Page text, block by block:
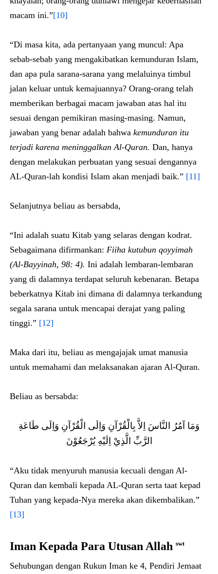
macam ini.”[10]
“Di masa kita, ada pertanyaan yang muncul: Apa
sebab-sebab yang mengakibatkan kemunduran Islam,
dan apa pula sarana-sarana yang melaluinya timbul
jalan keluar untuk kemajuannya? Orang-orang telah
memberikan berbagai macam jawaban atas hal itu
sesuai dengan pemikiran masing-masing. Namun,
jawaban yang benar adalah bahwa kemunduran itu
terjadi karena meninggalkan Al-Quran. Dan, hanya
dengan melakukan perbuatan yang sesuai dengannya
AL-Quran-lah kondisi Islam akan menjadi baik.” [11]
Selanjutnya beliau as bersabda,
“Ini adalah suatu Kitab yang selaras dengan kodrat.
Sebagaimana difirmankan: Fiiha kutubun qoyyimah
(Al-Bayyinah, 98: 4). Ini adalah lembaran-lembaran
yang di dalamnya terdapat seluruh kebenaran. Betapa
beberkatnya Kitab ini dimana di dalamnya terkandung
segala sarana untuk mencapai derajat yang paling
tinggi.” [12]
Maka dari itu, beliau as mengajajak umat manusia
untuk memahami dan melaksanakan ajaran Al-Quran.
Beliau as bersabda:
وَمَا آمُرُ النَّاسَ اِلاَّ بِالْقُرْآنِ وَاِلَى الْقُرْآنِ وَاِلَى طَاعَةِ
الرَّبِّ الَّذِيْ اِلَيْهِ يُرْجَعُوْنَ
“Aku tidak menyuruh manusia kecuali dengan Al-
Quran dan kembali kepada AL-Quran serta taat kepad
Tuhan yang kepada-Nya mereka akan dikembalikan.”
[13]
Iman Kepada Para Utusan Allah swt
Sehubungan dengan Rukun Iman ke 4, Pendiri Jemaat